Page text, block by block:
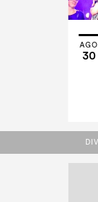
AGO
30